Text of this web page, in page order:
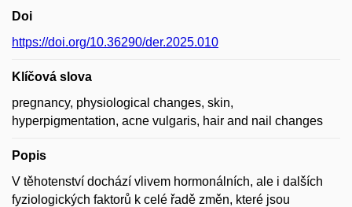
Doi
https://doi.org/10.36290/der.2025.010
Klíčová slova
pregnancy, physiological changes, skin,
hyperpigmentation, acne vulgaris, hair and nail changes
Popis
V těhotenství dochází vlivem hormonálních, ale i dalších
fyziologických faktorů k celé řadě změn, které jsou